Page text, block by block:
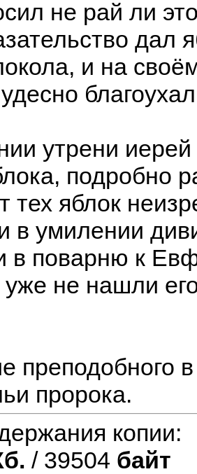
не рай ли
дал
и на
утрени
подробно
тех яблок
в умилении
поварню к
не нашли
преподобного
пророка.
/ 39504 байт